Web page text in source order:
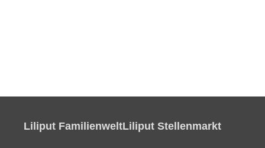
Liliput FamilienweltLiliput Stellenmarkt